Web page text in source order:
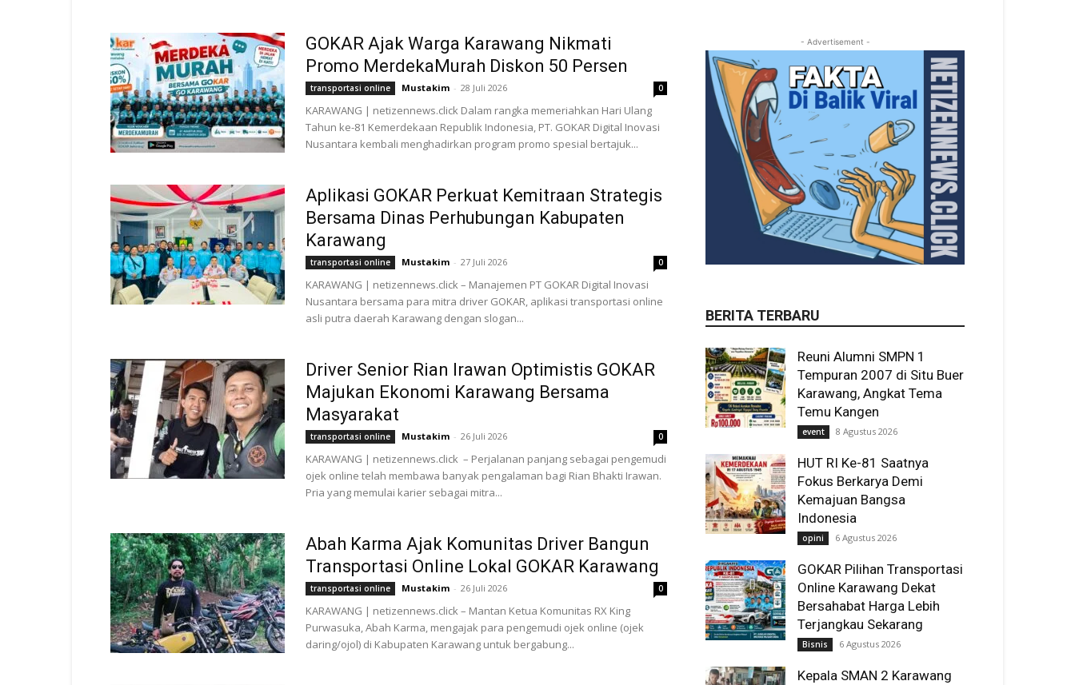
GOKAR Ajak Warga Karawang Nikmati
Promo MerdekaMurah Diskon 50 Persen
transportasi online Mustakim - 28 Juli 2026 0
KARAWANG | netizennews.click Dalam rangka memeriahkan Hari Ulang
Tahun ke-81 Kemerdekaan Republik Indonesia, PT. GOKAR Digital Inovasi
Nusantara kembali menghadirkan program promo spesial bertajuk...
Aplikasi GOKAR Perkuat Kemitraan Strategis
Bersama Dinas Perhubungan Kabupaten
Karawang
transportasi online Mustakim - 27 Juli 2026 0
KARAWANG | netizennews.click – Manajemen PT GOKAR Digital Inovasi
Nusantara bersama para mitra driver GOKAR, aplikasi transportasi online
asli putra daerah Karawang dengan slogan...
Driver Senior Rian Irawan Optimistis GOKAR
Majukan Ekonomi Karawang Bersama
Masyarakat
transportasi online Mustakim - 26 Juli 2026 0
KARAWANG | netizennews.click – Perjalanan panjang sebagai pengemudi
ojek online telah membawa banyak pengalaman bagi Rian Bhakti Irawan.
Pria yang memulai karier sebagai mitra...
Abah Karma Ajak Komunitas Driver Bangun
Transportasi Online Lokal GOKAR Karawang
transportasi online Mustakim - 26 Juli 2026 0
KARAWANG | netizennews.click – Mantan Ketua Komunitas RX King
Purwasuka, Abah Karma, mengajak para pengemudi ojek online (ojek
daring/ojol) di Kabupaten Karawang untuk bergabung...
- Advertisement -
BERITA TERBARU
Reuni Alumni SMPN 1
Tempuran 2007 di Situ Buer
Karawang, Angkat Tema
Temu Kangen
event 8 Agustus 2026
HUT RI Ke-81 Saatnya
Fokus Berkarya Demi
Kemajuan Bangsa
Indonesia
opini 6 Agustus 2026
GOKAR Pilihan Transportasi
Online Karawang Dekat
Bersahabat Harga Lebih
Terjangkau Sekarang
Bisnis 6 Agustus 2026
Kepala SMAN 2 Karawang